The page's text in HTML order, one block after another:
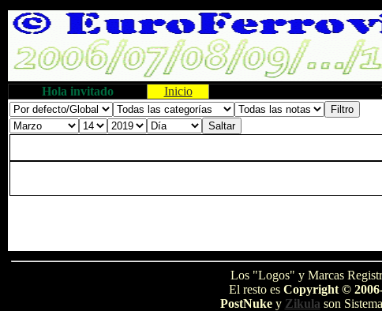
Hola invitado Inicio
Los "Logos" y Marcas
El resto es Copyright ©
PostNukey Zikula son